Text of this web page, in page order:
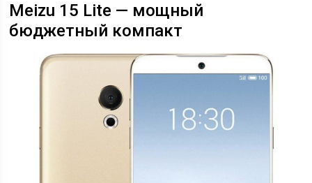
Meizu 15 Lite — мощный
бюджетный компакт